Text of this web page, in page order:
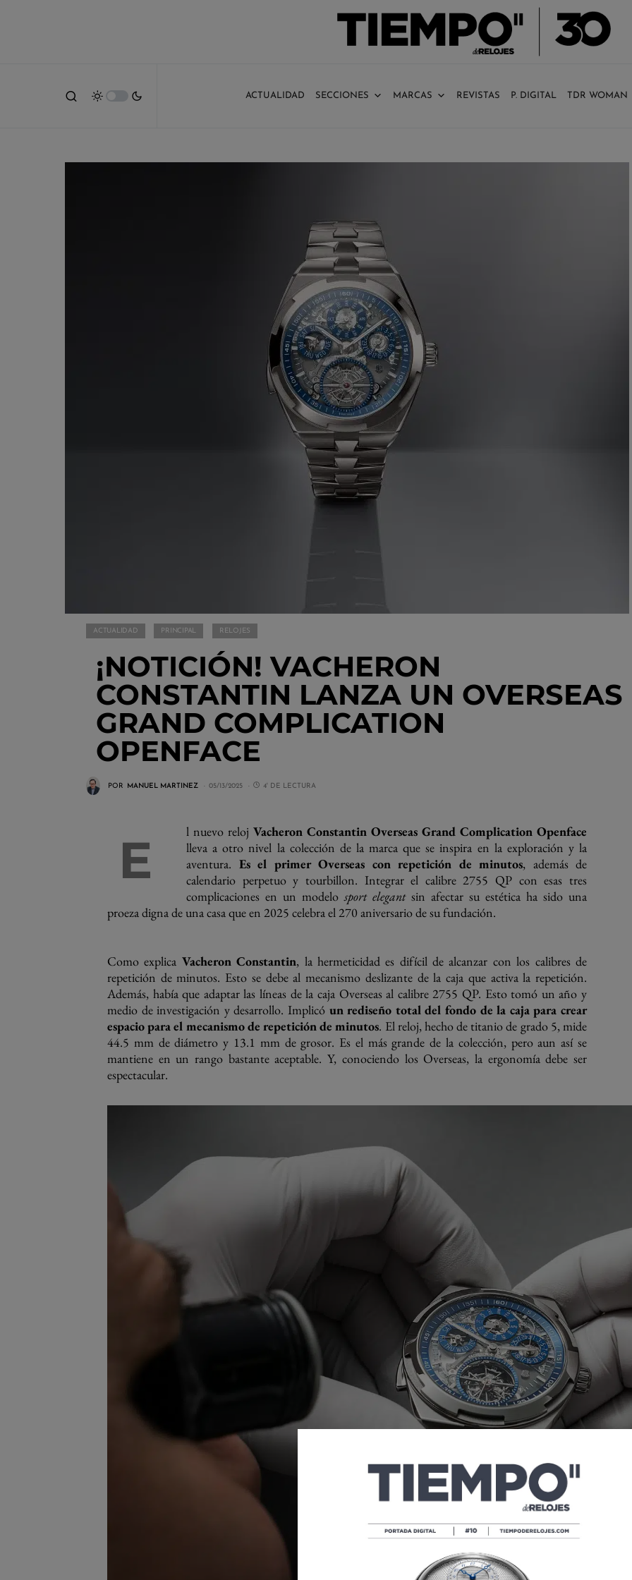
ACTUALIDAD SECCIONES MARCAS REVISTAS P. DIGITAL TDR WOMAN
ACTUALIDAD PRINCIPAL RELOJES
¡NOTICIÓN! VACHERON
CONSTANTIN LANZA UN OVERSEAS
GRAND COMPLICATION
OPENFACE
POR MANUEL MARTINEZ 05/13/2025 4' DE LECTURA
E l nuevo reloj Vacheron Constantin Overseas Grand Complication Openface
lleva a otro nivel la colección de la marca que se inspira en la exploración y la
aventura. Es el primer Overseas con repetición de minutos, además de
calendario perpetuo y tourbillon. Integrar el calibre 2755 QP con esas tres
complicaciones en un modelosport elegantsin afectar su estética ha sido una
proeza digna de una casa que en 2025 celebra el 270 aniversario de su fundación.
Como explica Vacheron Constantin, la hermeticidad es difícil de alcanzar con los calibres de
repetición de minutos. Esto se debe al mecanismo deslizante de la caja que activa la repetición.
Además, había que adaptar las líneas de la caja Overseas al calibre 2755 QP. Esto tomó un año y
medio de investigación y desarrollo. Implicó un rediseño total del fondo de la caja para crear
espacio para el mecanismo de repetición de minutos. El reloj, hecho de titanio de grado 5, mide
44.5 mm de diámetro y 13.1 mm de grosor. Es el más grande de la colección, pero aun así se
mantiene en un rango bastante aceptable. Y, conociendo los Overseas, la ergonomía debe ser
espectacular.